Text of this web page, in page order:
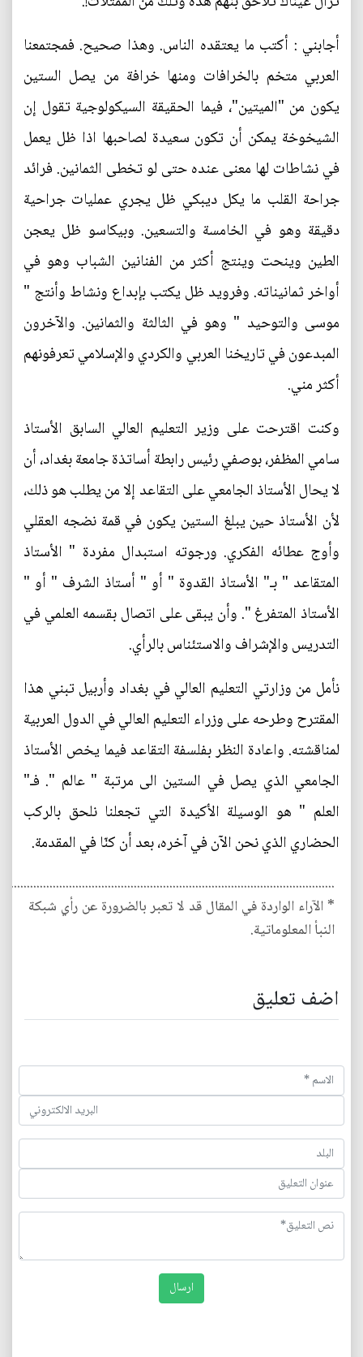
أجابني : أكتب ما يعتقده الناس. وهذا صحيح. فمجتمعنا
العربي متخم بالخرافات ومنها خرافة من يصل الستين
يكون من "الميتين"، فيما الحقيقة السيكولوجية تقول إن
الشيخوخة يمكن أن تكون سعيدة لصاحبها اذا ظل يعمل
في نشاطات لها معنى عنده حتى لو تخطى الثمانين. فرائد
جراحة القلب ما يكل ديبكي ظل يجري عمليات جراحية
دقيقة وهو في الخامسة والتسعين. وبيكاسو ظل يعجن
الطين وينحت وينتج أكثر من الفنانين الشباب وهو في
أواخر ثمانيناته. وفرويد ظل يكتب بإبداع ونشاط وأنتج "
موسى والتوحيد " وهو في الثالثة والثمانين. والآخرون
المبدعون في تاريخنا العربي والكردي والإسلامي تعرفونهم
أكثر مني.
وكنت اقترحت على وزير التعليم العالي السابق الأستاذ
سامي المظفر، بوصفي رئيس رابطة أساتذة جامعة بغداد، أن
لا يحال الأستاذ الجامعي على التقاعد إلا من يطلب هو ذلك،
لأن الأستاذ حين يبلغ الستين يكون في قمة نضجه العقلي
وأوج عطائه الفكري. ورجوته استبدال مفردة " الأستاذ
المتقاعد " بـ" الأستاذ القدوة " أو " أستاذ الشرف " أو "
الأستاذ المتفرغ ". وأن يبقى على اتصال بقسمه العلمي في
التدريس والإشراف والاستئناس بالرأي.
نأمل من وزارتي التعليم العالي في بغداد وأربيل تبني هذا
المقترح وطرحه على وزراء التعليم العالي في الدول العربية
لمناقشته. واعادة النظر بفلسفة التقاعد فيما يخص الأستاذ
الجامعي الذي يصل في الستين الى مرتبة " عالم ". فـ"
العلم " هو الوسيلة الأكيدة التي تجعلنا نلحق بالركب
الحضاري الذي نحن الآن في آخره، بعد أن كنّا في المقدمة.
* الآراء الواردة في المقال قد لا تعبر بالضرورة عن رأي شبكة
النبأ المعلوماتية.
اضف تعليق